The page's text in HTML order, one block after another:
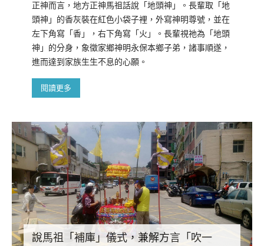
正神而言，地方正神馬祖話說「地頭神」。長輩取「地
頭神」的香灰裝在紅色小袋子裡，外寫神明尊號，並在
左下角寫「香」，右下角寫「火」。長輩視祂為「地頭
神」的分身，象徵家鄉神明永保本鄉子弟，諸事順遂，
進而達到家族生生不息的心願。
閱讀更多
說馬祖「補庫」儀式，兼解方言「吹一